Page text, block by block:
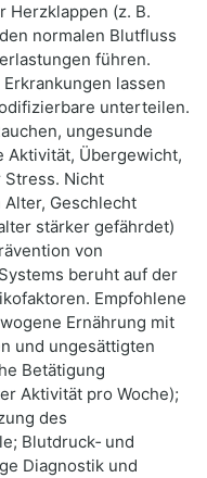
Herzklappen (z. B.
normalen Blutfluss
führen.
lassen
unterteilen.
ungesunde
Aktivität, Übergewicht,
Nicht
Geschlecht
stärker gefährdet)
von
beruht auf der
Empfohlene
Ernährung mit
und ungesättigten
Betätigung
Aktivität pro Woche);
des
Blutdruck‑ und
Diagnostik und